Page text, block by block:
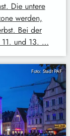
Die untere
werden,
Bei der
11. und 13. …
Foto: Stadt PAF